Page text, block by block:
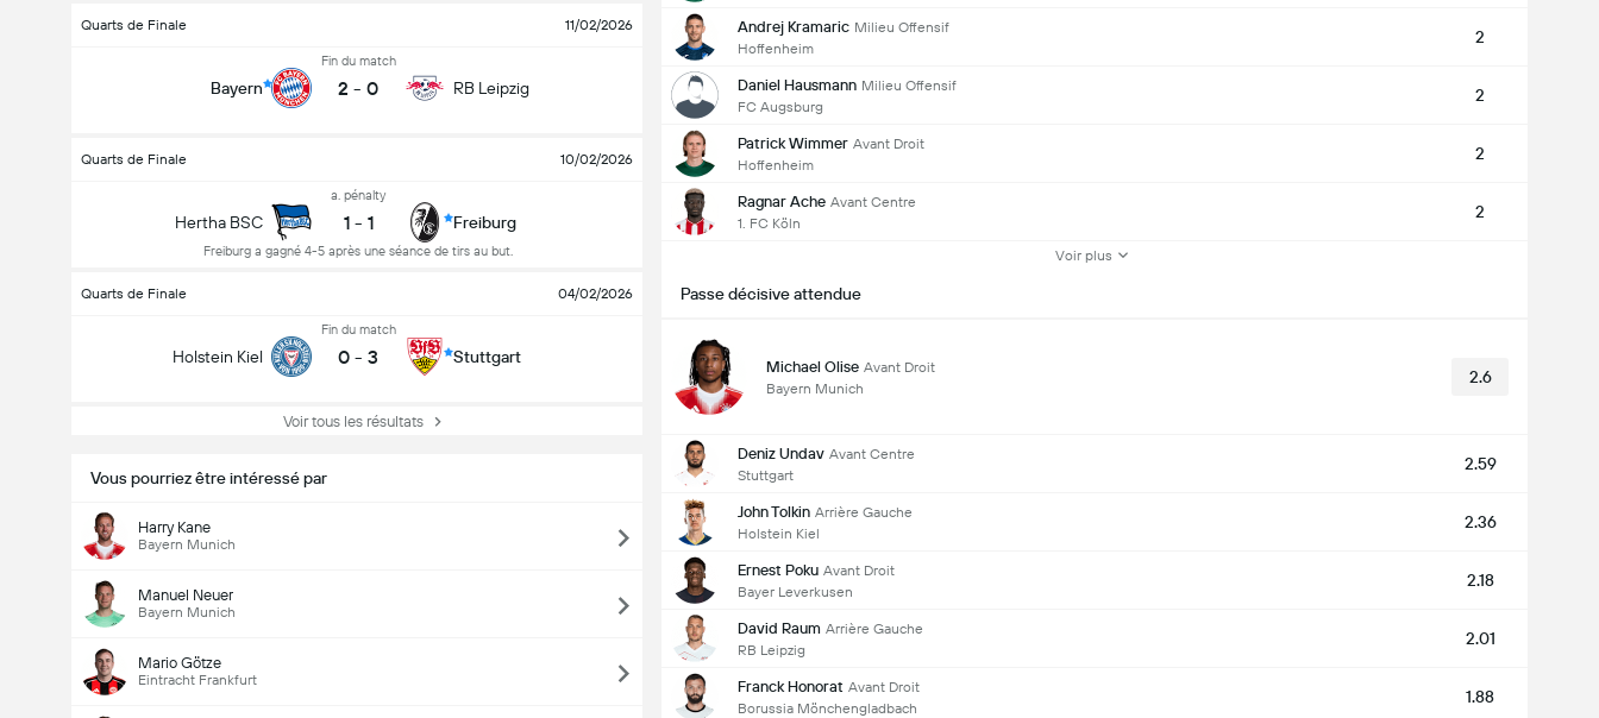
Quarts de Finale 11/02/2026
Bayern
Fin du match
2 - 0 RB Leipzig
Quarts de Finale 10/02/2026
Hertha BSC
a. pénalty
1 - 1
Freiburg a gagné 4-5 après une séance de tirs au but.
Freiburg
Quarts de Finale 04/02/2026
Holstein Kiel
Fin du match
0 - 3 Stuttgart
Voir tous les résultats
Vous pourriez être intéressé par
Harry Kane
Bayern Munich
Manuel Neuer
Bayern Munich
Mario Götze
Eintracht Frankfurt
Andrej Kramaric Milieu Offensif
Hoffenheim
2
Daniel Hausmann Milieu Offensif
FC Augsburg
2
Patrick Wimmer Avant Droit
Hoffenheim
2
Ragnar Ache Avant Centre
1. FC Köln
2
Voir plus
Passe décisive attendue
Michael Olise Avant Droit
Bayern Munich
2.6
Deniz Undav Avant Centre
Stuttgart
2.59
John Tolkin Arrière Gauche
Holstein Kiel
2.36
Ernest Poku Avant Droit
Bayer Leverkusen
2.18
David Raum Arrière Gauche
RB Leipzig
2.01
Franck Honorat Avant Droit
Borussia Mönchengladbach
1.88